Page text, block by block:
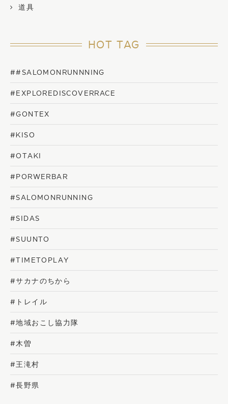
道具
HOT TAG
##SALOMONRUNNNING
#EXPLOREDISCOVERRACE
#GONTEX
#KISO
#OTAKI
#PORWERBAR
#SALOMONRUNNING
#SIDAS
#SUUNTO
#TIMETOPLAY
#サカナのちから
#トレイル
#地域おこし協力隊
#木曽
#王滝村
#長野県